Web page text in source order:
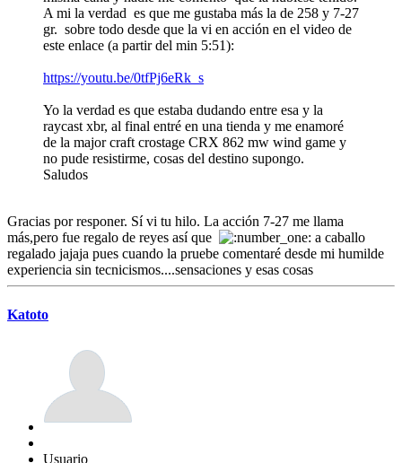
A mi la verdad es que me gustaba más la de 258 y 7-27
gr. sobre todo desde que la vi en acción en el video de
este enlace (a partir del min 5:51):
https://youtu.be/0tfPj6eRk_s
Yo la verdad es que estaba dudando entre esa y la
raycast xbr, al final entré en una tienda y me enamoré
de la major craft crostage CRX 862 mw wind game y
no pude resistirme, cosas del destino supongo.
Saludos
Gracias por responer. Sí vi tu hilo. La acción 7-27 me llama
más,pero fue regalo de reyes así que
a caballo
regalado jajaja pues cuando la pruebe comentaré desde mi humilde
experiencia sin tecnicismos....sensaciones y esas cosas
Katoto
Usuario